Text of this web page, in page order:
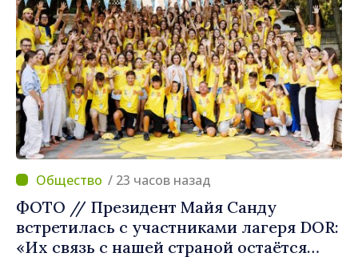
/ 23 часов назад
ФОТО // Президент Майя Санду
встретилась с участниками лагеря DOR:
«Их связь с нашей страной остаётся